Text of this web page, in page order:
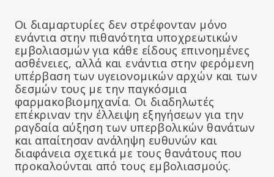
Οι διαμαρτυρίες δεν στρέφονταν μόνο
ενάντια στην πιθανότητα υποχρεωτικών
εμβολιασμών για κάθε είδους επινοημένες
ασθένειες, αλλά και ενάντια στην φερόμενη
υπέρβαση των υγειονομικών αρχών και των
δεσμών τους με την παγκόσμια
φαρμακοβιομηχανία. Οι διαδηλωτές
επέκριναν την έλλειψη εξηγήσεων για την
ραγδαία αύξηση των υπερβολικών θανάτων
και απαίτησαν ανάληψη ευθυνών και
διαφάνεια σχετικά με τους θανάτους που
προκαλούνται από τους εμβολιασμούς.